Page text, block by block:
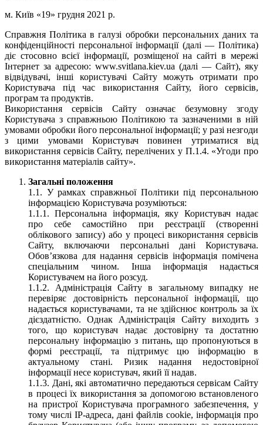
м. Київ «19» грудня 2021 р.
Справжня Політика в галузі обробки персональних даних та
конфіденційності персональної інформації (далі — Політика)
діє стосовно всієї інформації, розміщеної на сайті в мережі
Інтернет за адресою: www.svitlana.kiev.ua (далі — Сайт), яку
відвідувачі, інші користувачі Сайту можуть отримати про
Користувача під час використання Сайту, його сервісів,
програм та продуктів.
Використання сервісів Сайту означає безумовну згоду
Користувача з справжньою Політикою та зазначеними в ній
умовами обробки його персональної інформації; у разі незгоди
з цими умовами Користувач повинен утриматися від
використання сервісів Сайту, перелічених у П.1.4. «Угоди про
використання матеріалів сайту».
Загальні положення
1.1. У рамках справжньої Політики під персональною
інформацією Користувача розуміються:
1.1.1. Персональна інформація, яку Користувач надає
про себе самостійно при реєстрації (створенні
облікового запису) або у процесі використання сервісів
Сайту, включаючи персональні дані Користувача.
Обов’язкова для надання сервісів інформація помічена
спеціальним чином. Інша інформація надається
Користувачем на його розсуд.
1.1.2. Адміністрація Сайту в загальному випадку не
перевіряє достовірність персональної інформації, що
надається користувачами, та не здійснює контроль за їх
дієздатністю. Однак Адміністрація Сайту виходить з
того, що користувач надає достовірну та достатню
персональну інформацію з питань, що пропонуються в
формі реєстрації, та підтримує цю інформацію в
актуальному стані. Ризик надання недостовірної
інформації несе користувач, який її надав.
1.1.3. Дані, які автоматично передаються сервісам Сайту
в процесі їх використання за допомогою встановленого
на пристрої Користувача програмного забезпечення, у
тому числі IP-адреса, дані файлів cookie, інформація про